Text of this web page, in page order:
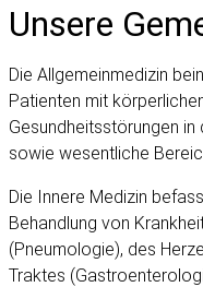
Unsere
Die Allgemeinmedizin
Patienten mit
Gesundheitsstörungen
sowie wesentliche
Die Innere Medizin
Behandlung von
(Pneumologie), des
Traktes